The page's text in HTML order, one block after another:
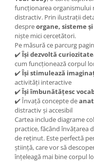
funcționarea
distractiv. Prin ilustrații
despreorgane, sisteme
niște mici cercetători.
Pe măsură ce parcurg
✔️Își dezvoltă
cum funcționează corpul
✔️Își stimulează
activități interactive
✔️Își îmbunătățesc
✔️ Învață concepte de
distractiv și accesibil
Cartea include diagrame
practice, făcând învățarea
de reținut. Este perfectă
știință, care vor să
înțeleagă mai bine corpul